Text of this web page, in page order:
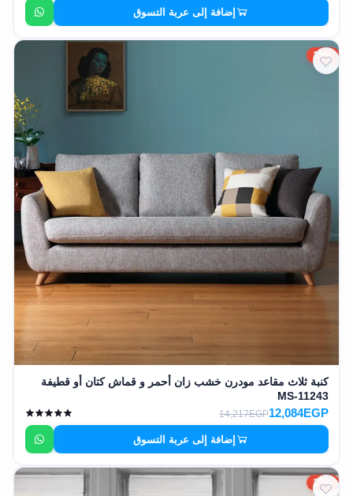
إضافة إلى عربة التسوق
15%
كنبة ثلاث مقاعد مودرن خشب زان أحمر و قماش كتان أو قطيفة
MS-11243
12,084EGP
14,217EGP
إضافة إلى عربة التسوق
15%